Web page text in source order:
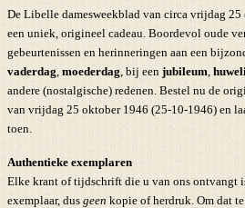
De Libelle damesweekblad van circa vrijdag
een uniek, origineel cadeau. Boordevol oude
gebeurtenissen en herinneringen aan een
vaderdag moederdag , bij een jubileum
andere (nostalgische) redenen. Bestel nu de
van vrijdag 25 oktober 1946 (25-10-1946) en
toen.
Authentieke exemplaren
Elke krant of tijdschrift die u van ons ontvangt
exemplaar, dus geen kopie of herdruk. Om dat